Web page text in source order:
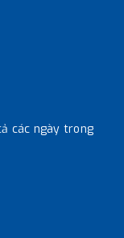
các ngày trong